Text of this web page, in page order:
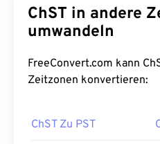
ChST in andere
umwandeln
FreeConvert.com kann
Zeitzonen konvertieren:
ChST Zu PST